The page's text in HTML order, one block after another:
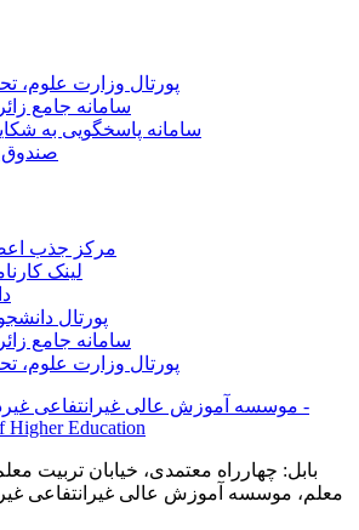
پورتال وزارت علوم،
سامانه جامع
سامانه پاسخگویی به
صندوق
مرکز جذب
لینک
پورتال
سامانه جامع
پورتال وزارت علوم،
بابل: چهارراه معتمدی، خیابان تربیت
معلم، موسسه آموزش عالی غیرانتفاعی